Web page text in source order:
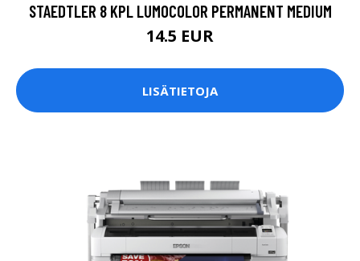
STAEDTLER 8 KPL LUMOCOLOR PERMANENT MEDIUM
14.5 EUR
LISÄTIETOJA